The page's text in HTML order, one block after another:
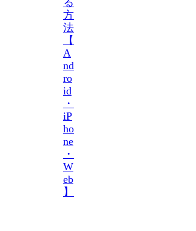
方
法
【
A
nd
ro
id
・
iP
ho
ne
・
W
eb
】